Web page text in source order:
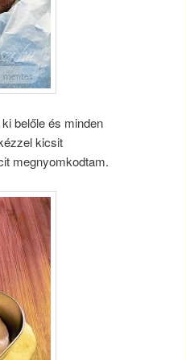
belőle és minden
kicsit
megnyomkodtam.